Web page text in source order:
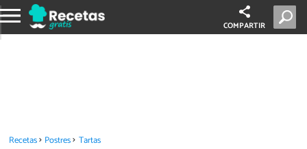
COMPARTIR
Recetas Postres Tartas